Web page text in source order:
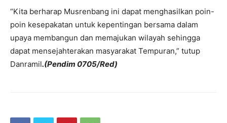
“Kita berharap Musrenbang ini dapat menghasilkan poin-
poin kesepakatan untuk kepentingan bersama dalam
upaya membangun dan memajukan wilayah sehingga
dapat mensejahterakan masyarakat Tempuran,” tutup
Danramil.(Pendim 0705/Red)